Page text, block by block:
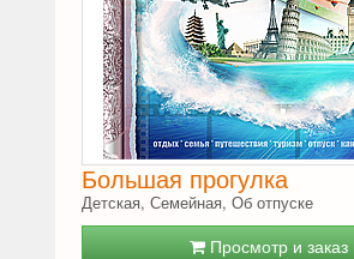
Большая прогулка
Детская, Семейная, Об отпуске
Просмотр и заказ